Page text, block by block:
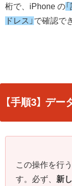
桁で、iPhone の
ドレス」 で確認で
【手順3】 デー
この操作を行
す。必ず、 新